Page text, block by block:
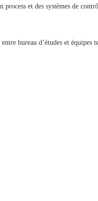
et des systèmes de
bureau d’études et équipes